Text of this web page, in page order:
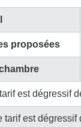
proposées
est dégressif
tarif est